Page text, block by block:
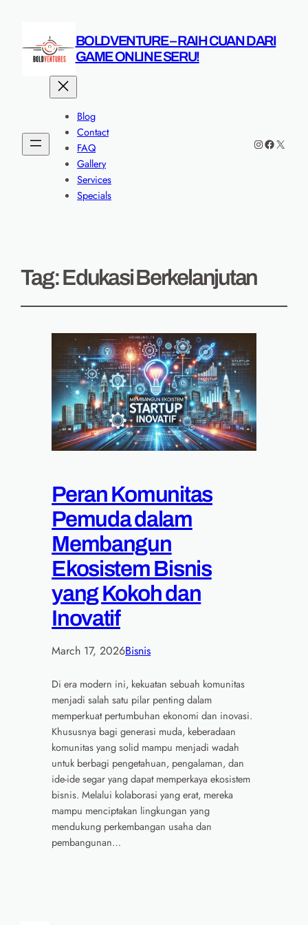
BOLDVENTURE – RAIH CUAN DARI
GAME ONLINE SERU!
Blog
Contact
FAQ
Gallery
Services
Specials
Instagram
Facebook
X
Tag:Edukasi Berkelanjutan
Peran Komunitas
Pemuda dalam
Membangun
Ekosistem Bisnis
yang Kokoh dan
Inovatif
March 17, 2026Bisnis
Di era modern ini, kekuatan sebuah komunitas
menjadi salah satu pilar penting dalam
memperkuat pertumbuhan ekonomi dan inovasi.
Khususnya bagi generasi muda, keberadaan
komunitas yang solid mampu menjadi wadah
untuk berbagi pengetahuan, pengalaman, dan
ide-ide segar yang dapat memperkaya ekosistem
bisnis. Melalui kolaborasi yang erat, mereka
mampu menciptakan lingkungan yang
mendukung perkembangan usaha dan
pembangunan…